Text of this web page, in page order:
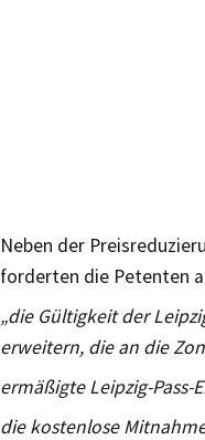
Neben der
forderten die Petenten
„die Gültigkeit der
erweitern, die an die
ermäßigte Leipzig-
die kostenlose